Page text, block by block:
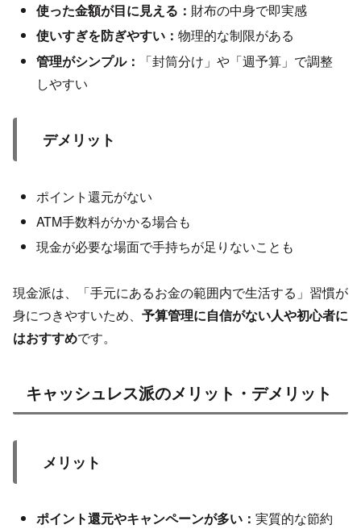
使った金額が目に見える： 財布の中身で即実感
使いすぎを防ぎやすい：物理的な制限がある
管理がシンプル：
「封筒分け」や「週予算」で調整
しやすい
デメリット
ポイント還元がない
ATM手数料がかかる場合も
現金が必要な場面で手持ちが足りないことも
現金派は、「手元にあるお金の範囲内で生活する」習慣が
身につきやすいため、 予算管理に自信がない人や初心者に
はおすすめです。
キャッシュレス派のメリット・デメリット
メリット
ポイント還元やキャンペーンが多い：実質的な節約